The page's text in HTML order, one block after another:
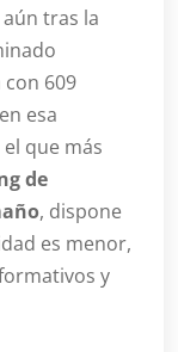
aún tras la
609
esa
que más
de
, dispone
es menor,
y